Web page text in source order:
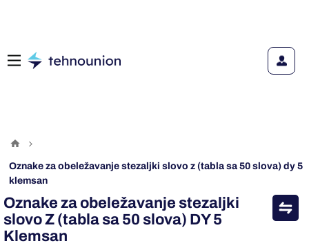
oznake za obeležavanje stezaljki slovo z (tabla sa 50 slova) dy 5
klemsan
Oznake za obeležavanje stezaljki
slovo Z (tabla sa 50 slova) DY 5
Klemsan